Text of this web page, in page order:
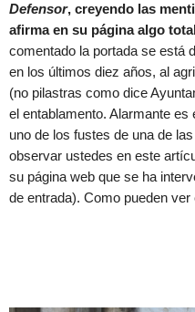
Defensor, creyendo las
afirma en su página algo
comentado la portada se está
en los últimos diez años, al
(no pilastras como dice
el entablamento. Alarmante
uno de los fustes de una de
observar ustedes en este
su página web que se ha
de entrada). Como pueden